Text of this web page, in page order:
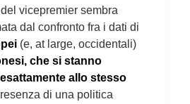
vicepremier sembra
dal confronto fra i dati di
(e, at large, occidentali)
che si stanno
allo stesso
di una politica